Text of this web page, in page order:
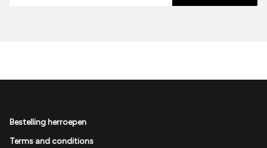
Footer
Bestelling herroepen
Terms and conditions